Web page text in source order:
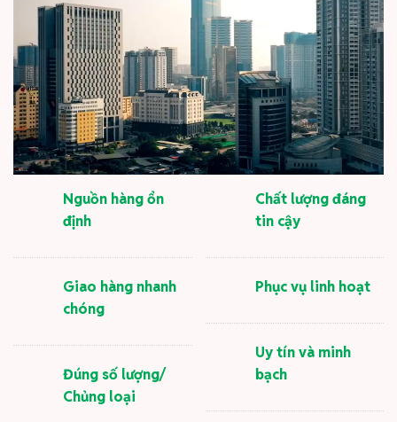
Nguồn hàng ổn
định
Giao hàng nhanh
chóng
Đúng số lượng/
Chủng loại
Chất lượng đáng
tin cậy
Phục vụ linh hoạt
Uy tín và minh
bạch